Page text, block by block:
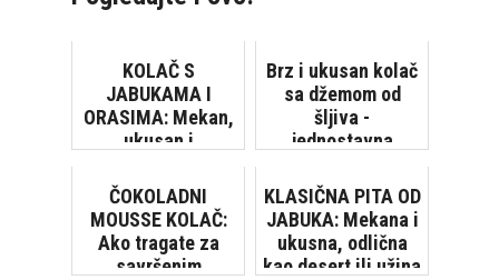
KOLAČ S
JABUKAMA I
ORASIMA: Mekan,
ukusan i
oborit će vas s
nogu [VIDEO]
Brz i ukusan kolač
sa džemom od
šljiva -
jednostavna
zajedno se peče!
[VIDEO]
ČOKOLADNI
MOUSSE KOLAČ:
Ako tragate za
savršenim
KLASIČNA PITA OD
JABUKA: Mekana i
ukusna, odlična
kao desert ili užina